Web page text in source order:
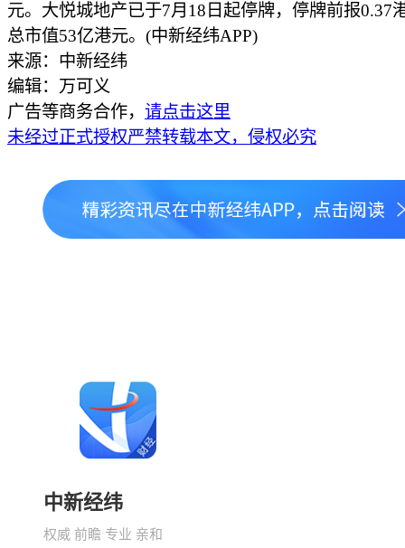
元。大悦城地产已于7月18日起停牌，停牌前报0.37
总市值53亿港元。(中新经纬APP)
来源：中新经纬
编辑：万可义
广告等商务合作， 请点击这里
未经过正式授权严禁转载本文，侵权必究
中新经纬
权威 前瞻 专业 亲和